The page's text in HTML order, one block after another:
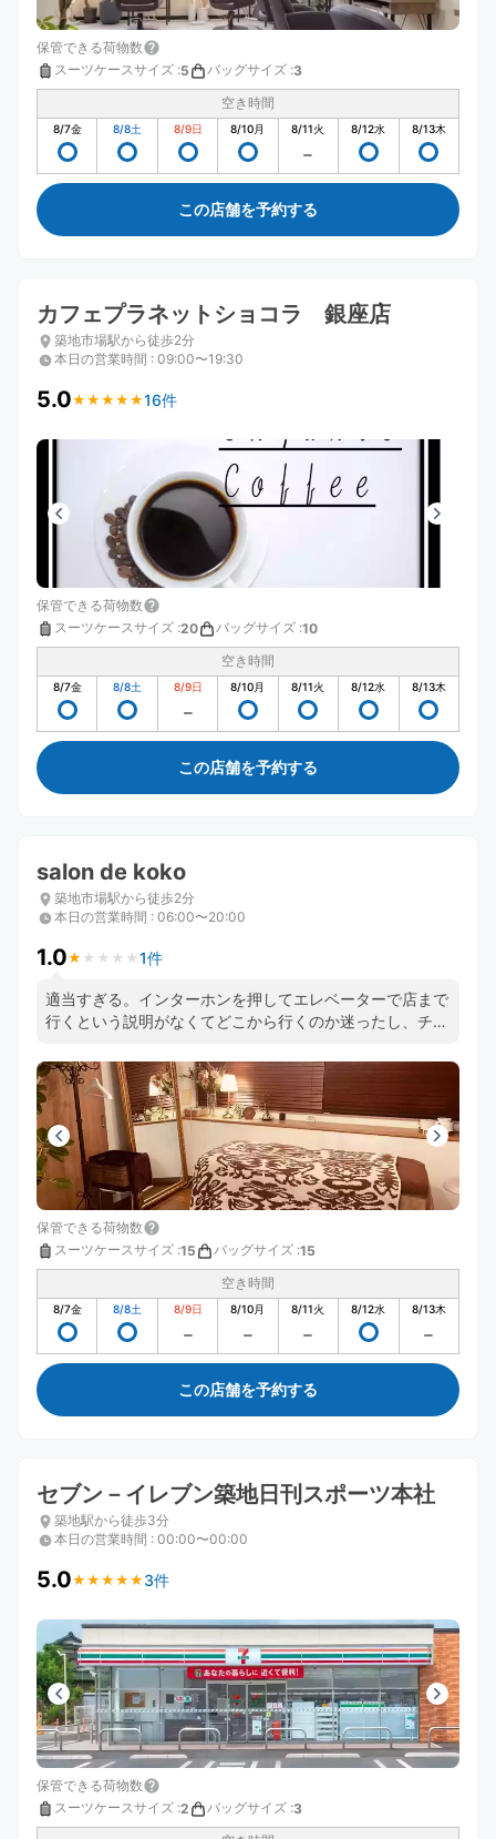
保管できる荷物数
スーツケースサイズ :5 バッグサイズ :3
空き時間
8/7金 8/8土 8/9日 8/10月 8/11火 8/12水 8/13木
この店舗を予約する
カフェプラネットショコラ 銀座店
築地市場駅から徒歩2分
本日の営業時間 : 09:00〜19:30
5.0★ ★ ★ ★ ★
★ ★ ★ ★ ★16件
保管できる荷物数
スーツケースサイズ :20 バッグサイズ :10
空き時間
8/7金 8/8土 8/9日 8/10月 8/11火 8/12水 8/13木
この店舗を予約する
salon de koko
築地市場駅から徒歩2分
本日の営業時間 : 06:00〜20:00
1.0★ ★ ★ ★ ★
★ ★ ★ ★ ★ 1件
適当すぎる。インターホンを押してエレベーターで店まで
行くという説明がなくてどこから行くのか迷ったし、チェ
放置されて終わりで、予約画面の確認も無かった。
保管できる荷物数
スーツケースサイズ :15 バッグサイズ :15
空き時間
8/7金 8/8土 8/9日 8/10月 8/11火 8/12水 8/13木
この店舗を予約する
セブン－イレブン築地日刊スポーツ本社
築地駅から徒歩3分
本日の営業時間 : 00:00〜00:00
5.0★ ★ ★ ★ ★
★ ★ ★ ★ ★ 3件
保管できる荷物数
スーツケースサイズ :2 バッグサイズ :3